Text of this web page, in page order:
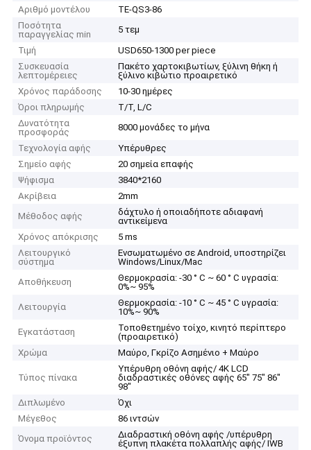
Αριθμό μοντέλου
TE-QS3-86
Ποσότητα
παραγγελίας min
5 τεμ
Τιμή
USD650-1300 per piece
Συσκευασία
λεπτομέρειες
Πακέτο χαρτοκιβωτίων, ξύλινη θήκη ή
ξύλινο κιβώτιο προαιρετικό
Χρόνος παράδοσης
10-30 ημέρες
Όροι πληρωμής
T/T, L/C
Δυνατότητα
προσφοράς
8000 μονάδες το μήνα
Τεχνολογία αφής
Υπέρυθρες
Σημείο αφής
20 σημεία επαφής
Ψήφισμα
3840*2160
Ακρίβεια
2mm
Μέθοδος αφής
δάχτυλο ή οποιαδήποτε αδιαφανή
αντικείμενα
Χρόνος απόκρισης
5 ms
Λειτουργικό
σύστημα
Ενσωματωμένο σε Android, υποστηρίζει
Windows/Linux/Mac
Αποθήκευση
Θερμοκρασία: -30 ° C ~ 60 ° C υγρασία:
0%~ 95%
Λειτουργία
Θερμοκρασία: -10 ° C ~ 45 ° C υγρασία:
10%~ 90%
Εγκατάσταση
Τοποθετημένο τοίχο, κινητό περίπτερο
(προαιρετικό)
Χρώμα
Μαύρο, Γκρίζο Ασημένιο + Μαύρο
Τύπος πίνακα
Υπέρυθρη οθόνη αφής/ 4K LCD
διαδραστικές οθόνες αφής 65" 75" 86"
98"
Διπλωμένο
Όχι
Μέγεθος
86 ιντσών
Όνομα προϊόντος
Διαδραστική οθόνη αφής /υπέρυθρη
έξυπνη πλακέτα πολλαπλής αφής/ IWB